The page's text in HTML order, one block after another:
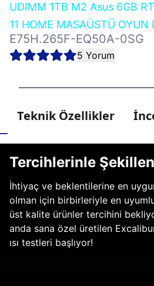
UDIMM 1TB M2 Asus 6GB
11 HOME MASAÜSTÜ OYUN
E75H.265F-EQ50A-0SG
5 Yorum
Teknik Özellikler
Tercihlerinle
İhtiyaç ve beklentilerine en
olman için birbirleriyle en
üst kalite ürünler tercihini
anda sana özel üretilen
ısı testleri başlıyor!